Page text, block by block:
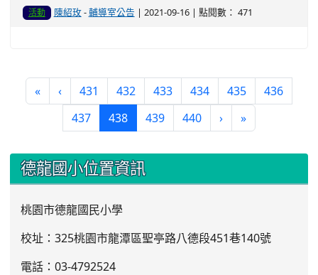
活動 陳紹玫-輔導室公告 | 2021-09-16 | 點閱數： 471
« ‹ 431 432 433 434 435
436
437
438(current)
439 440 › »
::: 德龍國小位置資訊
桃園市德龍國民小學
校址：325桃園市龍潭區聖亭路八德段451巷140號
電話：03-4792524